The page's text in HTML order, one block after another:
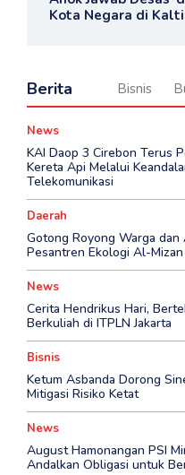
Kota Negara di
Berita Bisnis
News
KAI Daop 3 Cirebon Terus
Kereta Api Melalui
Telekomunikasi
Daerah
Gotong Royong Warga
Pesantren Ekologi Al-Mizan
News
Cerita Hendrikus Hari,
Berkuliah di ITPLN Jakarta
Bisnis
Ketum Asbanda Dorong
Mitigasi Risiko Ketat
News
August Hamonangan PSI
Andalkan Obligasi untuk